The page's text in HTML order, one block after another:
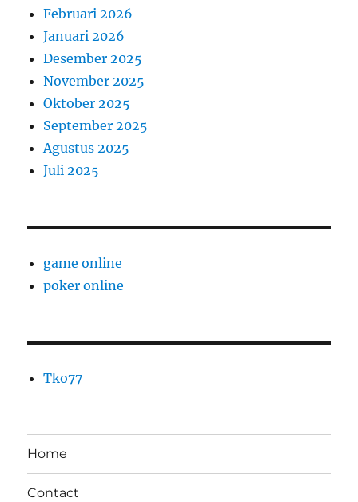
Februari 2026
Januari 2026
Desember 2025
November 2025
Oktober 2025
September 2025
Agustus 2025
Juli 2025
game online
poker online
Tko77
Home
Contact